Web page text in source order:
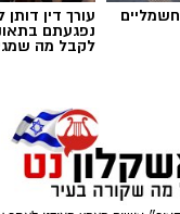
הגדולים של מ.ס
עורך דין דותן
נפגעתם
לקבל מה